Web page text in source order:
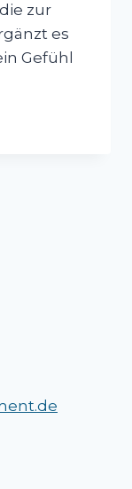
zur
es
Gefühl